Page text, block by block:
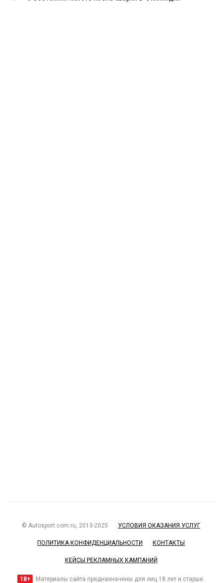
© Autosport.com.ru, 2013-2025 УСЛОВИЯ ОКАЗАНИЯ УСЛУГ
ПОЛИТИКА КОНФИДЕНЦИАЛЬНОСТИ КОНТАКТЫ
КЕЙСЫ РЕКЛАМНЫХ КАМПАНИЙ
18+ Материалы сайта предназначены для лиц 18 лет и старше.